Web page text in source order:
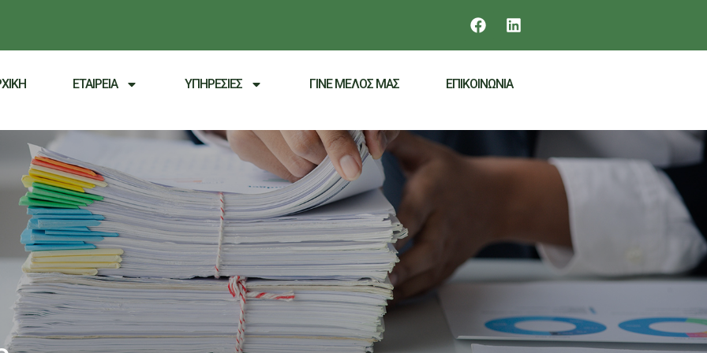
ΕΤΑΙΡΕΙΑ ΥΠΗΡΕΣΙΕΣ ΓΙΝΕ ΜΕΛΟΣ ΜΑΣ ΕΠΙΚΟΙΝΩΝΙΑ